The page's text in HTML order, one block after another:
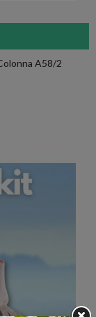
A58/2